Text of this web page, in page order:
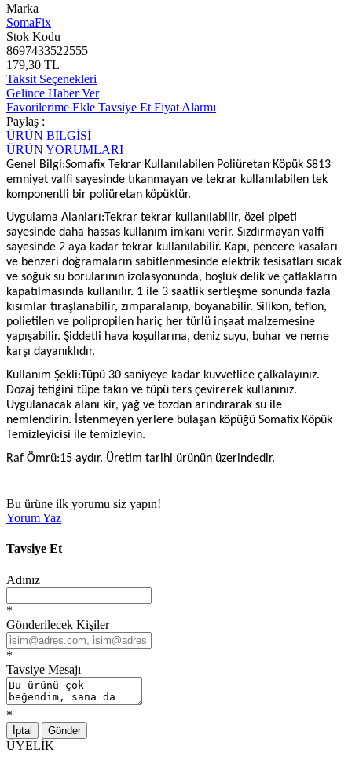
Marka
SomaFix
Stok Kodu
8697433522555
179,30 TL
Taksit Seçenekleri
Gelince Haber Ver
Favorilerime Ekle Tavsiye Et Fiyat Alarmı
Paylaş :
ÜRÜN BİLGİSİ
ÜRÜN YORUMLARI
Genel Bilgi:Somafix Tekrar Kullanılabilen Poliüretan Köpük S813
emniyet valfi sayesinde tıkanmayan ve tekrar kullanılabilen tek
komponentli bir poliüretan köpüktür.
Uygulama Alanları:Tekrar tekrar kullanılabilir, özel pipeti
sayesinde daha hassas kullanım imkanı verir. Sızdırmayan valfi
sayesinde 2 aya kadar tekrar kullanılabilir. Kapı, pencere kasaları
ve benzeri doğramaların sabitlenmesinde elektrik tesisatları sıcak
ve soğuk su borularının izolasyonunda, boşluk delik ve çatlakların
kapatılmasında kullanılır. 1 ile 3 saatlik sertleşme sonunda fazla
kısımlar tıraşlanabilir, zımparalanıp, boyanabilir. Silikon, teflon,
polietilen ve polipropilen hariç her türlü inşaat malzemesine
yapışabilir. Şiddetli hava koşullarına, deniz suyu, buhar ve neme
karşı dayanıklıdır.
Kullanım Şekli:Tüpü 30 saniyeye kadar kuvvetlice çalkalayınız.
Dozaj tetiğini tüpe takın ve tüpü ters çevirerek kullanınız.
Uygulanacak alanı kir, yağ ve tozdan arındırarak su ile
nemlendirin. İstenmeyen yerlere bulaşan köpüğü Somafix Köpük
Temizleyicisi ile temizleyin.
Raf Ömrü:15 aydır. Üretim tarihi ürünün üzerindedir.
Bu ürüne ilk yorumu siz yapın!
Yorum Yaz
Tavsiye Et
Adınız
*
Gönderilecek Kişiler
*
Tavsiye Mesajı
*
İptal Gönder
ÜYELİK